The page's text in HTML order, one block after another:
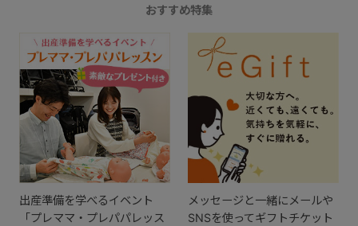
おすすめ特集
出産準備を学べるイベント
「プレママ・プレパパレッス
メッセージと一緒にメールや
SNSを使ってギフトチケット